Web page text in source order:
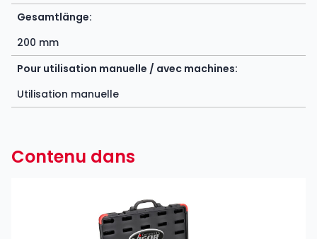
Gesamtlänge:
200 mm
Pour utilisation manuelle / avec machines:
Utilisation manuelle
Contenu dans